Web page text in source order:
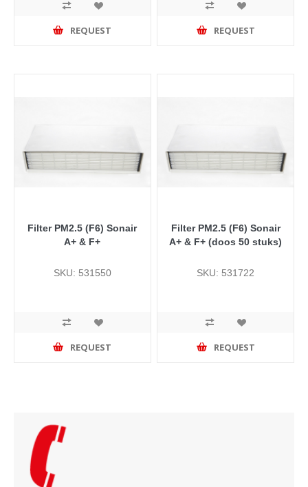
REQUEST REQUEST
Filter PM2.5 (F6) Sonair
A+ & F+
SKU: 531550
REQUEST
Filter PM2.5 (F6) Sonair
A+ & F+ (doos 50 stuks)
SKU: 531722
REQUEST